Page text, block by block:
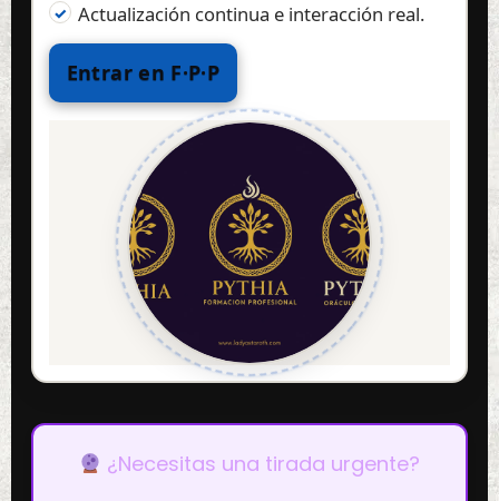
Actualización continua e interacción real.
Entrar en F·P·P
¿Necesitas una tirada urgente?